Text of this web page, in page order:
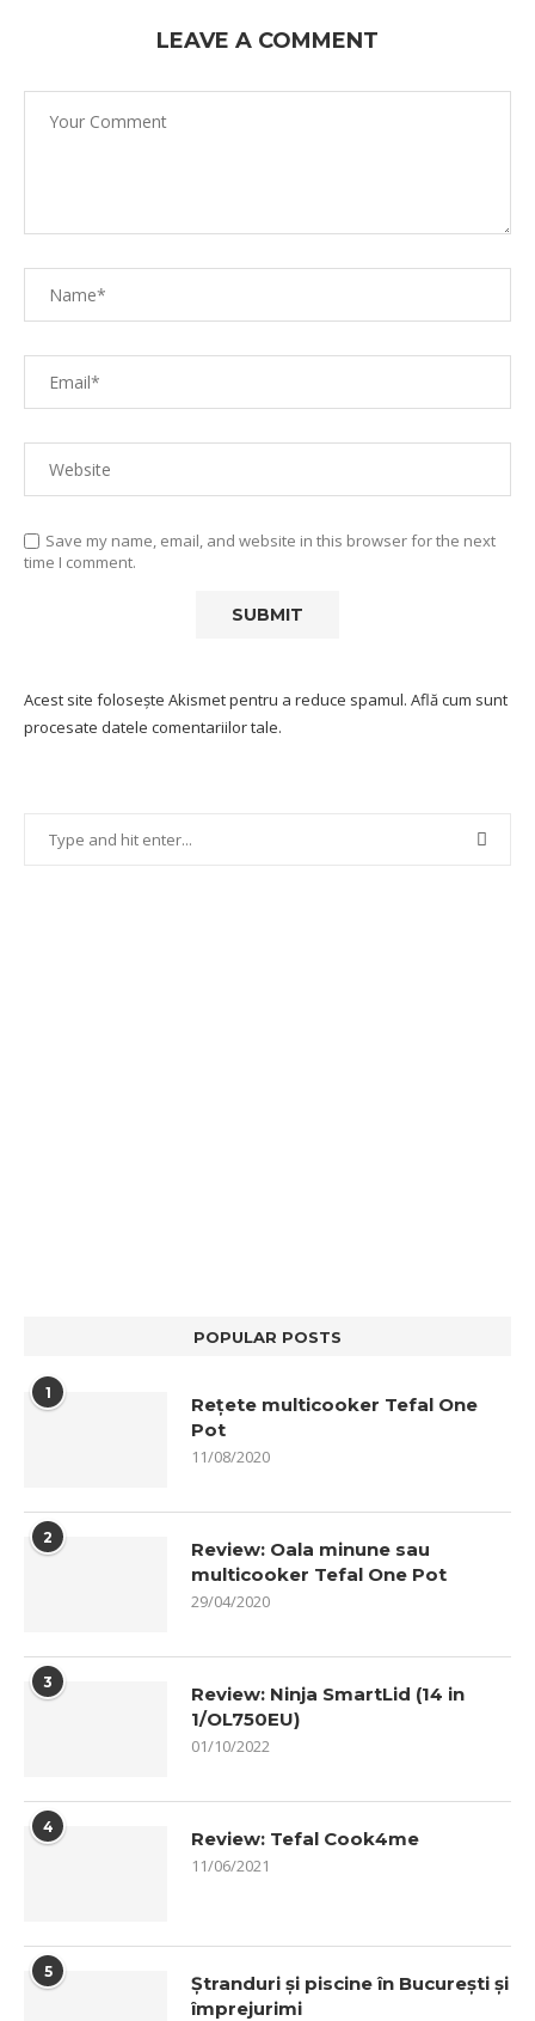
LEAVE A COMMENT
Save my name, email, and website in this browser for the next
time I comment.
Acest site folosește Akismet pentru a reduce spamul. Află cum sunt
procesate datele comentariilor tale.
POPULAR POSTS
1
Rețete multicooker Tefal One
Pot
11/08/2020
2
Review: Oala minune sau
multicooker Tefal One Pot
29/04/2020
3
Review: Ninja SmartLid (14 in
1/OL750EU)
01/10/2022
4 Review: Tefal Cook4me
11/06/2021
5
Ștranduri și piscine în București și
împrejurimi